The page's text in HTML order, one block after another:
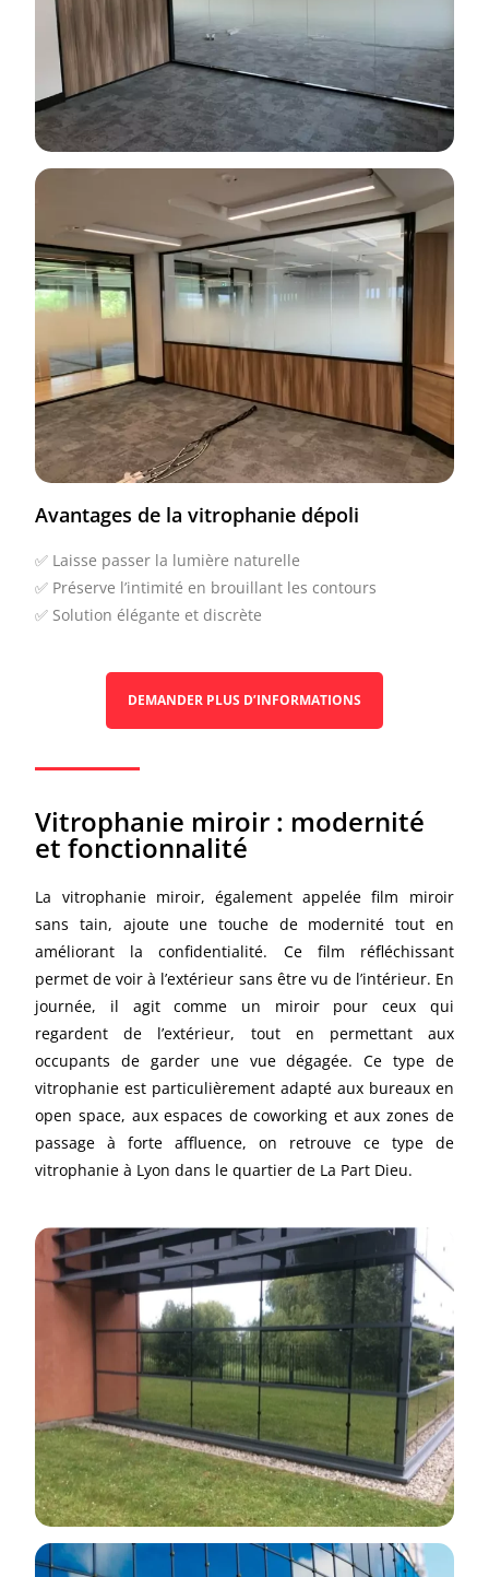
Avantages de la vitrophanie dépoli
✅ Laisse passer la lumière naturelle
✅ Préserve l’intimité en brouillant les contours
✅ Solution élégante et discrète
DEMANDER PLUS D’INFORMATIONS
Vitrophanie miroir : modernité
et fonctionnalité
La vitrophanie miroir, également appelée film miroir
sans tain, ajoute une touche de modernité tout en
améliorant la confidentialité. Ce film réfléchissant
permet de voir à l’extérieur sans être vu de l’intérieur. En
journée, il agit comme un miroir pour ceux qui
regardent de l’extérieur, tout en permettant aux
occupants de garder une vue dégagée. Ce type de
vitrophanie est particulièrement adapté aux bureaux en
open space, aux espaces de coworking et aux zones de
passage à forte affluence, on retrouve ce type de
vitrophanie à Lyon dans le quartier de La Part Dieu.